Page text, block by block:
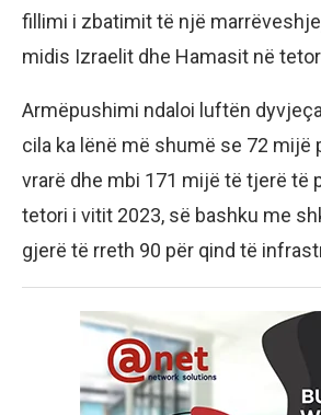
fillimi i zbatimit të një
midis Izraelit dhe Hamasit në
Armëpushimi ndaloi luftën
cila ka lënë më shumë se 72 mijë
vrarë dhe mbi 171 mijë të tjerë të
tetori i vitit 2023, së bashku me
gjerë të rreth 90 për qind të